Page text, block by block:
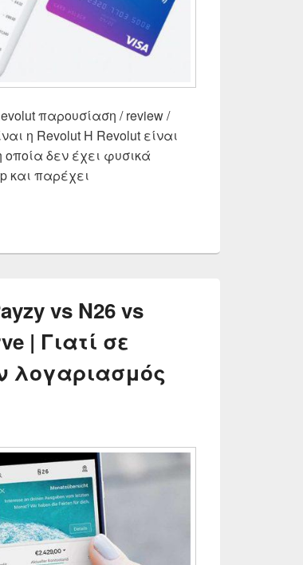
παρουσίαση / review /
η Revolut Η Revolut είναι
δεν έχει φυσικά
και παρέχει
[ Οδηγός ] Αποκτήστε την δωρεάν σε 2
vs N26 vs
| Γιατί σε
λογαριασμός